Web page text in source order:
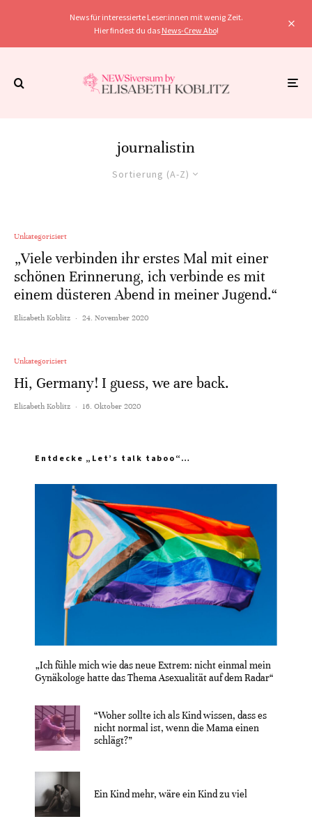
News für interessierte Leser:innen mit wenig Zeit.
Hier findest du das News-Crew Abo!
journalistin
Sortierung (A-Z)
Unkategorisiert
„Viele verbinden ihr erstes Mal mit einer
schönen Erinnerung, ich verbinde es mit
einem düsteren Abend in meiner Jugend.“
Elisabeth Koblitz · 24. November 2020
Unkategorisiert
Hi, Germany! I guess, we are back.
Elisabeth Koblitz · 16. Oktober 2020
Entdecke „Let’s talk taboo“…
„Ich fühle mich wie das neue Extrem: nicht einmal mein
Gynäkologe hatte das Thema Asexualität auf dem Radar“
“Woher sollte ich als Kind wissen, dass es
nicht normal ist, wenn die Mama einen
schlägt?”
Ein Kind mehr, wäre ein Kind zu viel